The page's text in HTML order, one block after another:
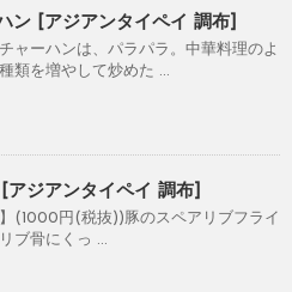
ン [アジアンタイペイ 調布]
ャーハンは、パラパラ。中華料理のよ
類を増やして炒めた ...
アジアンタイペイ 調布]
】(1000円(税抜))豚のスペアリブフライ
ブ骨にくっ ...